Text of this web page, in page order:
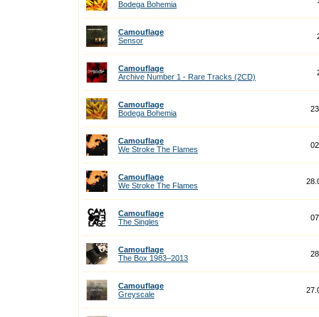
Bodega Bohemia
Camouflage
Sensor
Camouflage
Archive Number 1 - Rare Tracks (2CD)
Camouflage
Bodega Bohemia
Camouflage
We Stroke The Flames
Camouflage
We Stroke The Flames
Camouflage
The Singles
Camouflage
The Box 1983–2013
Camouflage
Greyscale